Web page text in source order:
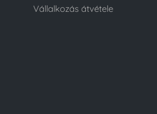
Vállalkozás átvétele